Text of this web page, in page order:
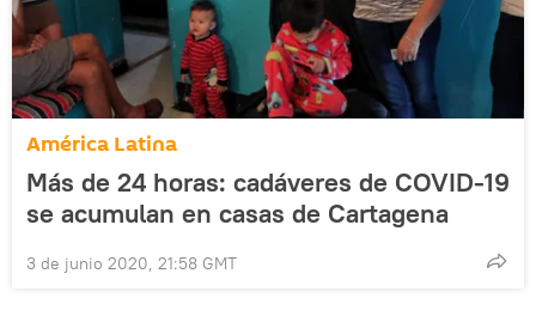
América Latina
Más de 24 horas: cadáveres de COVID-19
se acumulan en casas de Cartagena
3 de junio 2020, 21:58 GMT